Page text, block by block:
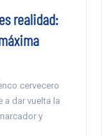
realidad:
cervecero
a dar vuelta la
y